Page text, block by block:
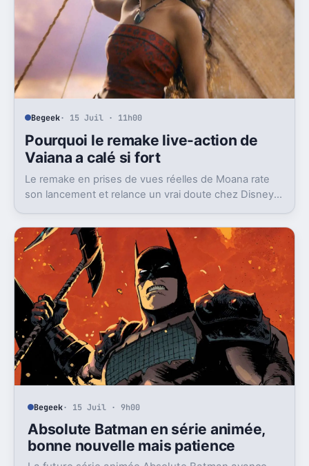
Begeek· 15 Juil · 11h00
Pourquoi le remake live-action de
Vaiana a calé si fort
Le remake en prises de vues réelles de Moana rate
son lancement et relance un vrai doute chez Disney
Begeek· 15 Juil · 9h00
Absolute Batman en série animée,
bonne nouvelle mais patience